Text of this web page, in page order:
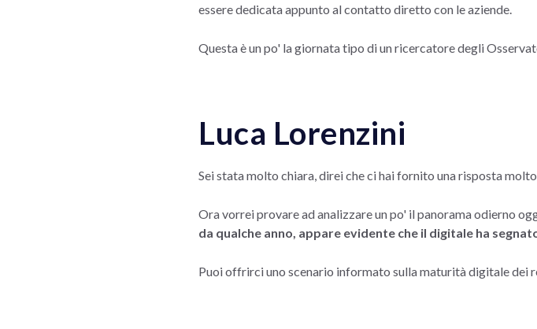
essere dedicata appunto al contatto diretto con le aziende.
Questa è un po' la giornata tipo di un ricercatore degli
Luca Lorenzini
Sei stata molto chiara, direi che ci hai fornito una risposta
Ora vorrei provare ad analizzare un po' il panorama odierno
da qualche anno, appare evidente che il digitale ha
Puoi offrirci uno scenario informato sulla maturità digitale dei